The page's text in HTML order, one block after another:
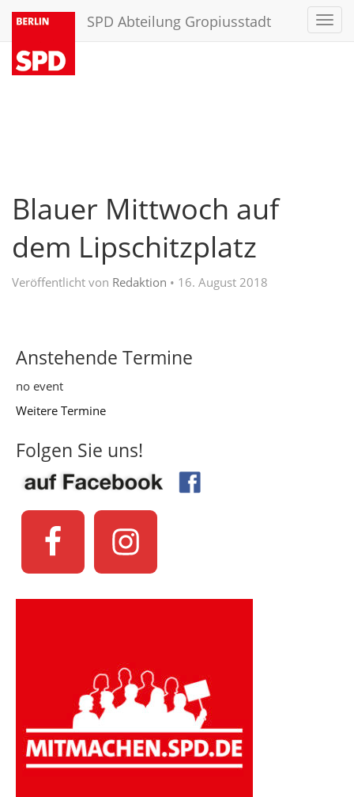
SPD Abteilung Gropiusstadt
Blauer Mittwoch auf
dem Lipschitzplatz
Veröffentlicht von Redaktion • 16. August 2018
Anstehende Termine
no event
Weitere Termine
Folgen Sie uns!